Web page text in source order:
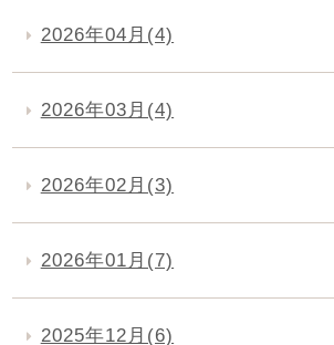
2026年04月(4)
2026年03月(4)
2026年02月(3)
2026年01月(7)
2025年12月(6)